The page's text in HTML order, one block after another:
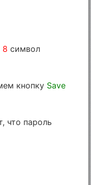
8 символ
кнопку Save
что пароль